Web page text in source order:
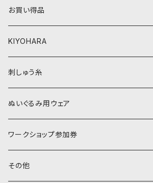
ベージュ・ブラウン系
お買い得品
KIYOHARA
刺しゅう糸
COSMO 25番刺しゅう糸
ぬいぐるみ用ウェア
ワークショップ参加券
その他